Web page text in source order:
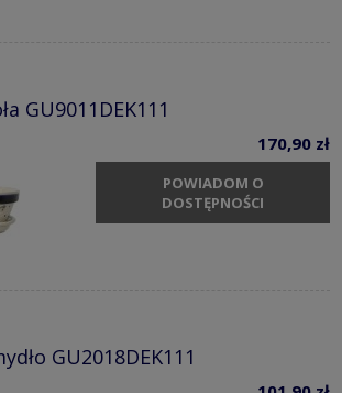
GU9011DEK111
170,90 zł
POWIADOM O
DOSTĘPNOŚCI
GU2018DEK111